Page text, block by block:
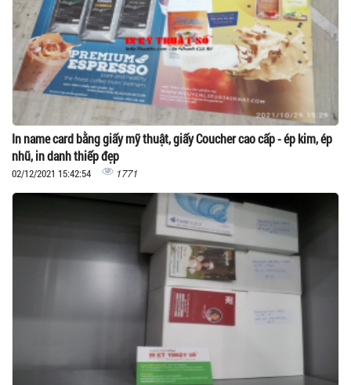
In name card bằng giấy mỹ thuật, giấy Coucher cao cấp - ép kim, ép
nhũ, in danh thiếp đẹp
02/12/2021 15:42:54 1771